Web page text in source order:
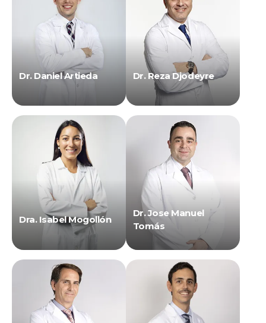
Dr. Daniel Artieda Dr. Reza Djodeyre
Dra. Isabel Mogollón
Dr. Jose Manuel
Tomás